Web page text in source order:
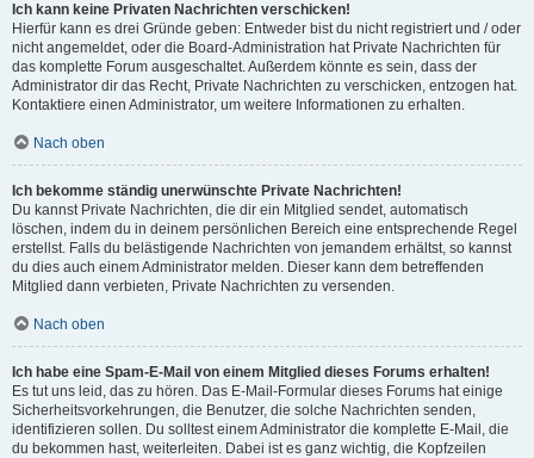
Ich kann keine Privaten Nachrichten verschicken!
Hierfür kann es drei Gründe geben: Entweder bist du nicht registriert und / oder
nicht angemeldet, oder die Board-Administration hat Private Nachrichten für
das komplette Forum ausgeschaltet. Außerdem könnte es sein, dass der
Administrator dir das Recht, Private Nachrichten zu verschicken, entzogen hat.
Kontaktiere einen Administrator, um weitere Informationen zu erhalten.
Nach oben
Ich bekomme ständig unerwünschte Private Nachrichten!
Du kannst Private Nachrichten, die dir ein Mitglied sendet, automatisch
löschen, indem du in deinem persönlichen Bereich eine entsprechende Regel
erstellst. Falls du belästigende Nachrichten von jemandem erhältst, so kannst
du dies auch einem Administrator melden. Dieser kann dem betreffenden
Mitglied dann verbieten, Private Nachrichten zu versenden.
Nach oben
Ich habe eine Spam-E-Mail von einem Mitglied dieses Forums erhalten!
Es tut uns leid, das zu hören. Das E-Mail-Formular dieses Forums hat einige
Sicherheitsvorkehrungen, die Benutzer, die solche Nachrichten senden,
identifizieren sollen. Du solltest einem Administrator die komplette E-Mail, die
du bekommen hast, weiterleiten. Dabei ist es ganz wichtig, die Kopfzeilen